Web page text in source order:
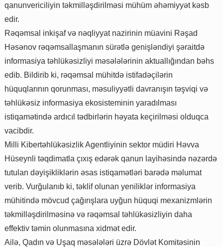
qanunvericiliyin təkmilləşdirilməsi mühüm əhəmiyyət kəsb
edir.
Rəqəmsal inkişaf və nəqliyyat nazirinin müavini Rəşad
Həsənov rəqəmsallaşmanın sürətlə genişləndiyi şəraitdə
informasiya təhlükəsizliyi məsələlərinin aktuallığından bəhs
edib. Bildirib ki, rəqəmsal mühitdə istifadəçilərin
hüquqlarının qorunması, məsuliyyətli davranışın təşviqi və
təhlükəsiz informasiya ekosisteminin yaradılması
istiqamətində ardıcıl tədbirlərin həyata keçirilməsi olduqca
vacibdir.
Milli Kibertəhlükəsizlik Agentliyinin sektor müdiri Həvva
Hüseynli təqdimatla çıxış edərək qanun layihəsində nəzərdə
tutulan dəyişikliklərin əsas istiqamətləri barədə məlumat
verib. Vurğulanıb ki, təklif olunan yeniliklər informasiya
mühitində mövcud çağırışlara uyğun hüquqi mexanizmlərin
təkmilləşdirilməsinə və rəqəmsal təhlükəsizliyin daha
effektiv təmin olunmasına xidmət edir.
Ailə, Qadın və Uşaq məsələləri üzrə Dövlət Komitəsinin